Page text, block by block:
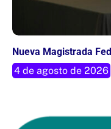
Nueva Magistrada
4 de agosto de 2026